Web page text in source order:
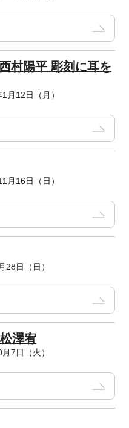
村陽平 彫刻に耳を
月12日（月）
月16日（日）
日（日）
澤宥
7日（火）